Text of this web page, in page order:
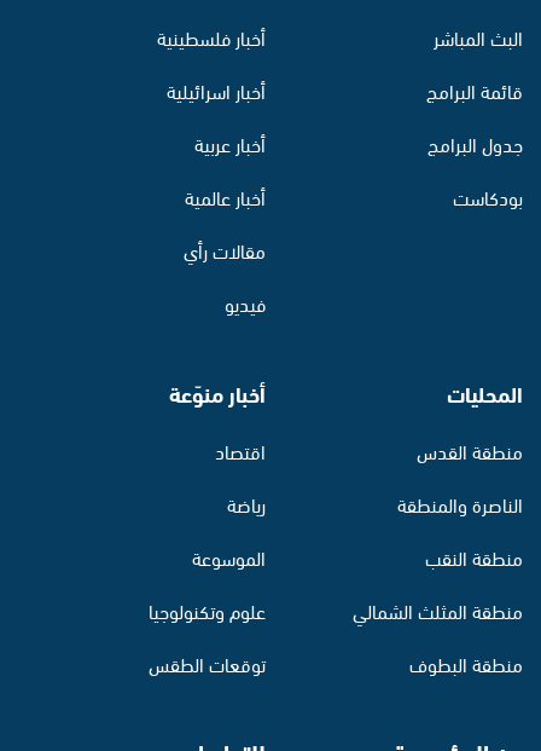
البث المباشر
قائمة البرامج
جدول البرامج
بودكاست
أخبار فلسطينية
أخبار اسرائيلية
أخبار عربية
أخبار عالمية
مقالات رأي
فيديو
المحليات
منطقة القدس
الناصرة والمنطقة
منطقة النقب
منطقة المثلث الشمالي
منطقة البطوف
أخبار منوّعة
اقتصاد
رياضة
الموسوعة
علوم وتكنولوجيا
توقعات الطقس